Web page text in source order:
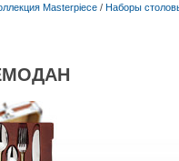
Masterpiece / Наборы